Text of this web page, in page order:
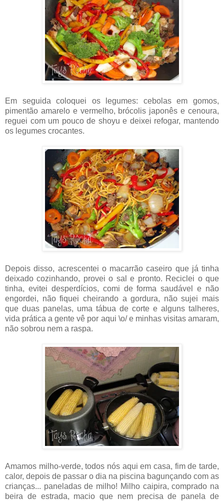
Em seguida coloquei os legumes: cebolas em gomos,
pimentão amarelo e vermelho, brócolis japonês e cenoura,
reguei com um pouco de shoyu e deixei refogar, mantendo
os legumes crocantes.
Depois disso, acrescentei o macarrão caseiro que já tinha
deixado cozinhando, provei o sal e pronto. Reciclei o que
tinha, evitei desperdícios, comi de forma saudável e não
engordei, não fiquei cheirando a gordura, não sujei mais
que duas panelas, uma tábua de corte e alguns talheres,
vida prática a gente vê por aqui \o/ e minhas visitas amaram,
não sobrou nem a raspa.
Amamos milho-verde, todos nós aqui em casa, fim de tarde,
calor, depois de passar o dia na piscina bagunçando com as
crianças... paneladas de milho! Milho caipira, comprado na
beira de estrada, macio que nem precisa de panela de